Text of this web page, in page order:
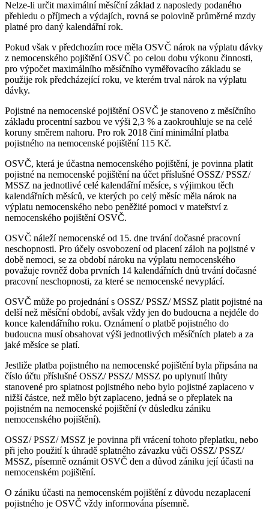
Nelze-li určit maximální měsíční základ z naposledy podaného
přehledu o příjmech a výdajích, rovná se polovině průměrné mzdy
platné pro daný kalendářní rok.
Pokud však v předchozím roce měla OSVČ nárok na výplatu dávky
z nemocenského pojištění OSVČ po celou dobu výkonu činnosti,
pro výpočet maximálního měsíčního vyměřovacího základu se
použije rok předcházející roku, ve kterém trval nárok na výplatu
dávky.
Pojistné na nemocenské pojištění OSVČ je stanoveno z měsíčního
základu procentní sazbou ve výši 2,3 % a zaokrouhluje se na celé
koruny směrem nahoru. Pro rok 2018 činí minimální platba
pojistného na nemocenské pojištění 115 Kč.
OSVČ, která je účastna nemocenského pojištění, je povinna platit
pojistné na nemocenské pojištění na účet příslušné OSSZ/ PSSZ/
MSSZ na jednotlivé celé kalendářní měsíce, s výjimkou těch
kalendářních měsíců, ve kterých po celý měsíc měla nárok na
výplatu nemocenského nebo peněžité pomoci v mateřství z
nemocenského pojištění OSVČ.
OSVČ náleží nemocenské od 15. dne trvání dočasné pracovní
neschopnosti. Pro účely osvobození od placení záloh na pojistné v
době nemoci, se za období nároku na výplatu nemocenského
považuje rovněž doba prvních 14 kalendářních dnů trvání dočasné
pracovní neschopnosti, za které se nemocenské nevyplácí.
OSVČ může po projednání s OSSZ/ PSSZ/ MSSZ platit pojistné na
delší než měsíční období, avšak vždy jen do budoucna a nejdéle do
konce kalendářního roku. Oznámení o platbě pojistného do
budoucna musí obsahovat výši jednotlivých měsíčních plateb a za
jaké měsíce se platí.
Jestliže platba pojistného na nemocenské pojištění byla připsána na
číslo účtu příslušné OSSZ/ PSSZ/ MSSZ po uplynutí lhůty
stanovené pro splatnost pojistného nebo bylo pojistné zaplaceno v
nižší částce, než mělo být zaplaceno, jedná se o přeplatek na
pojistném na nemocenské pojištění (v důsledku zániku
nemocenského pojištění).
OSSZ/ PSSZ/ MSSZ je povinna při vrácení tohoto přeplatku, nebo
při jeho použití k úhradě splatného závazku vůči OSSZ/ PSSZ/
MSSZ, písemně oznámit OSVČ den a důvod zániku její účasti na
nemocenském pojištění.
O zániku účasti na nemocenském pojištění z důvodu nezaplacení
pojistného je OSVČ vždy informována písemně.